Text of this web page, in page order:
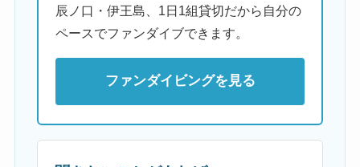
辰ノ口・伊王島、1日1組貸切だから自分の
ペースでファンダイブできます。
ファンダイビングを見る